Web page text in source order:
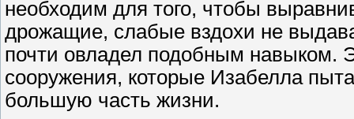
необходим для того, чтобы
дрожащие, слабые вздохи не
почти овладел подобным навыком.
сооружения, которые Изабелла
большую часть жизни.